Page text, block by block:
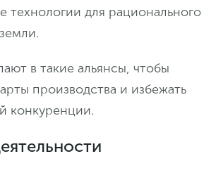
технологии для рационального
в такие альянсы, чтобы
производства и избежать
конкуренции.